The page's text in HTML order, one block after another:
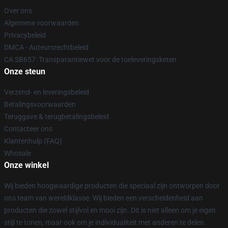
Over ons
Algemene voorwaarden
Privacybeleid
DMCA - Auteursrechtbeleid
CA SB657: Transparantiewet voor de toeleveringsketen
Onze steun
Verzend- en leveringsbeleid
Betalingsvoorwaarden
Teruggave & terugbetalingsbeleid
Contacteer ons
Klantenhulp (FAQ)
Whosale
Onze winkel
Wij bieden hoogwaardige producten die speciaal zijn ontworpen door
ons team van wereldklasse. Wij bieden een verscheidenheid aan
producten die zowel stijlvol en mooi zijn. Dit is niet alleen om je eigen
stijl te tonen, maar ook om je individualiteit met anderen te delen.